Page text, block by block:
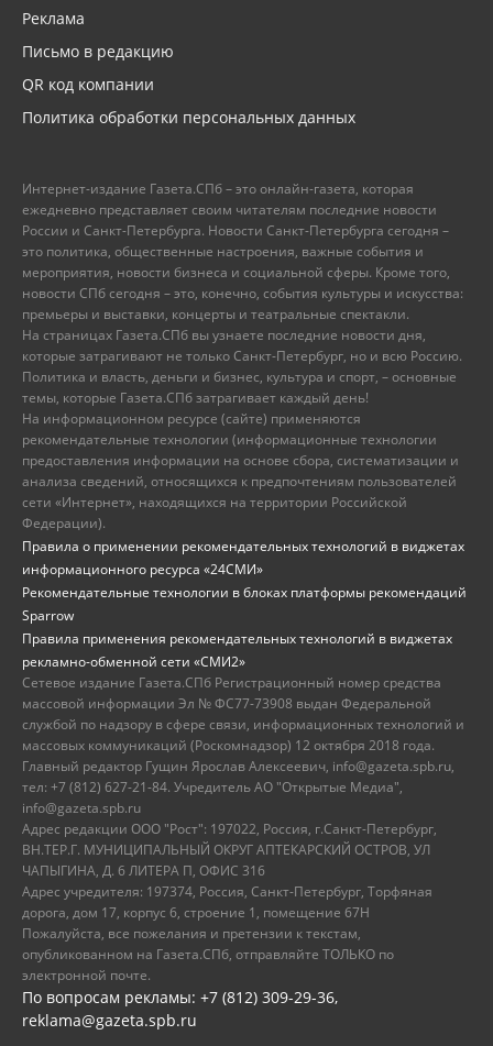
Реклама
Письмо в редакцию
QR код компании
Политика обработки персональных данных
Интернет-издание Газета.СПб – это онлайн-газета, которая
ежедневно представляет своим читателям последние новости
России и Санкт-Петербурга. Новости Санкт-Петербурга сегодня –
это политика, общественные настроения, важные события и
мероприятия, новости бизнеса и социальной сферы. Кроме того,
новости СПб сегодня – это, конечно, события культуры и искусства:
премьеры и выставки, концерты и театральные спектакли.
На страницах Газета.СПб вы узнаете последние новости дня,
которые затрагивают не только Санкт-Петербург, но и всю Россию.
Политика и власть, деньги и бизнес, культура и спорт, – основные
темы, которые Газета.СПб затрагивает каждый день!
На информационном ресурсе (сайте) применяются
рекомендательные технологии (информационные технологии
предоставления информации на основе сбора, систематизации и
анализа сведений, относящихся к предпочтениям пользователей
сети «Интернет», находящихся на территории Российской
Федерации).
Правила о применении рекомендательных технологий в виджетах
информационного ресурса «24СМИ»
Рекомендательные технологии в блоках платформы рекомендаций
Sparrow
Правила применения рекомендательных технологий в виджетах
рекламно-обменной сети «СМИ2»
Сетевое издание Газета.СПб Регистрационный номер средства
массовой информации Эл № ФС77-73908 выдан Федеральной
службой по надзору в сфере связи, информационных технологий и
массовых коммуникаций (Роскомнадзор) 12 октября 2018 года.
Главный редактор Гущин Ярослав Алексеевич, info@gazeta.spb.ru,
тел: +7 (812) 627-21-84. Учредитель АО "Открытые Медиа",
info@gazeta.spb.ru
Адрес редакции ООО "Рост": 197022, Россия, г.Санкт-Петербург,
ВН.ТЕР.Г. МУНИЦИПАЛЬНЫЙ ОКРУГ АПТЕКАРСКИЙ ОСТРОВ, УЛ
ЧАПЫГИНА, Д. 6 ЛИТЕРА П, ОФИС 316
Адрес учредителя: 197374, Россия, Санкт-Петербург, Торфяная
дорога, дом 17, корпус 6, строение 1, помещение 67Н
Пожалуйста, все пожелания и претензии к текстам,
опубликованном на Газета.СПб, отправляйте ТОЛЬКО по
электронной почте.
По вопросам рекламы: +7 (812) 309-29-36,
reklama@gazeta.spb.ru